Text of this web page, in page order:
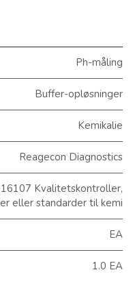
Ph-måling
Buffer-opløsninger
Kemikalie
Reagecon Diagnostics
Kvalitetskontroller,
eller standarder til kemi
EA
1.0 EA